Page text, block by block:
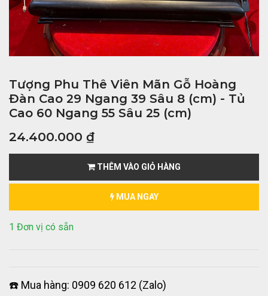
Tượng Phu Thê Viên Mãn Gỗ Hoàng
Đàn Cao 29 Ngang 39 Sâu 8 (cm) - Tủ
Cao 60 Ngang 55 Sâu 25 (cm)
24.400.000 ₫
THÊM VÀO GIỎ HÀNG
MUA NGAY
1 Đơn vị có sẵn
☎️ Mua hàng: 0909 620 612 (Zalo)